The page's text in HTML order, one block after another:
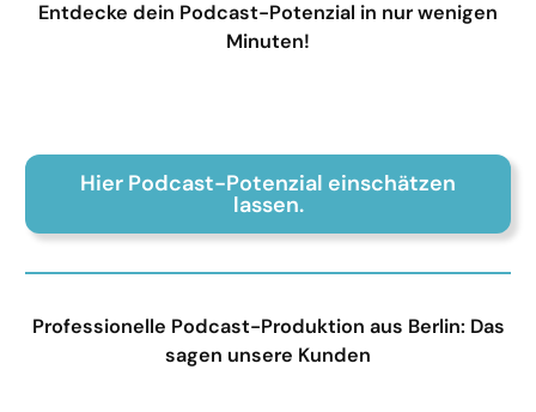
Entdecke dein Podcast-Potenzial in nur wenigen
Minuten!
Hier Podcast-Potenzial einschätzen
lassen.
Professionelle Podcast-Produktion aus Berlin: Das
sagen unsere Kunden